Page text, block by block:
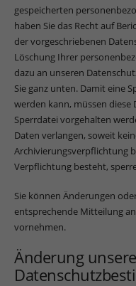
gespeicherten
haben Sie das Recht auf
der vorgeschriebenen
Löschung Ihrer
dazu an unseren
Sie ganz unten. Damit eine
werden kann, müssen
Sperrdatei vorgehalten
Daten verlangen, soweit
Archivierungsverpflichtung
Verpflichtung besteht,
Sie können Änderungen
entsprechende Mitteilung
vornehmen.
Änderung